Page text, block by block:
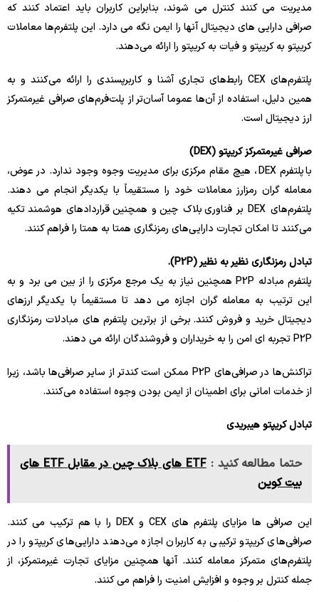
مدیریت می کنند کنترل می شوند، بنابراین کاربران باید اعتماد کنند که
صرافی دارایی های دیجیتال آنها را ایمن نگه می دارد. این پلتفرم‌ها معاملات
کریپتو به کریپتو و فیات به کریپتو را ارائه می‌دهند.
پلتفرم‌های CEX رابط‌های تجاری آشنا و کاربرپسندی را ارائه می‌کنند و به
همین دلیل، استفاده از آن‌ها عموما آسان‌تر از پلت‌فرم‌های صرافی غیرمتمرکز
ارز دیجیتال است.
صرافی غیرمتمرکز کریپتو (DEX)
با پلتفرم DEX ، هیچ مقام مرکزی برای مدیریت وجوه وجود ندارد. در عوض،
معامله گران رمزارز معاملات خود را مستقیماً با یکدیگر انجام می دهند.
پلتفرم‌های DEX بر فناوری بلاک چین و همچنین قراردادهای هوشمند تکیه
می‌کنند تا امکان تجارت دارایی‌های رمزنگاری همتا به همتا را فراهم کنند.
تبادل رمزنگاری نظیر به نظیر (P2P).
پلتفرم مبادله P2P همچنین نیاز به یک مرجع مرکزی را از بین می برد و به
این ترتیب به معامله گران اجازه می دهد تا مستقیماً با یکدیگر ارزهای
دیجیتال خرید و فروش کنند. برخی از برترین پلتفرم های مبادلات رمزنگاری
P2P تجربه ای امن را به خریداران و فروشندگان ارائه می دهند.
تراکنش‌ها در صرافی‌های P2P ممکن است کندتر از سایر صرافی‌ها باشد، زیرا
از خدمات امانی برای اطمینان از ایمن بودن وجوه استفاده می‌کنند.
تبادل کریپتو هیبریدی
حتما مطالعه کنید :
ETF های بلاک چین در مقابل ETF های
بیت کوین
این صرافی ها مزایای پلتفرم های CEX و DEX را با هم ترکیب می کنند.
صرافی‌های کریپتو ترکیبی به کاربران اجازه می‌دهند دارایی‌های کریپتو را در
پلتفرم‌های متمرکز معامله کنند. آنها همچنین مزایای تجارت غیرمتمرکز، از
جمله کنترل بر وجوه و افزایش امنیت را فراهم می کنند.